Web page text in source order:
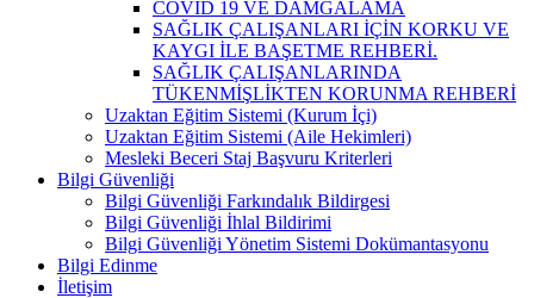
COVİD 19 VE DAMGALAMA
SAĞLIK ÇALIŞANLARI İÇİN KORKU VE
KAYGI İLE BAŞETME REHBERİ.
SAĞLIK ÇALIŞANLARINDA
TÜKENMİŞLİKTEN KORUNMA REHBERİ
Uzaktan Eğitim Sistemi (Kurum İçi)
Uzaktan Eğitim Sistemi (Aile Hekimleri)
Mesleki Beceri Staj Başvuru Kriterleri
Bilgi Güvenliği
Bilgi Güvenliği Farkındalık Bildirgesi
Bilgi Güvenliği İhlal Bildirimi
Bilgi Güvenliği Yönetim Sistemi Dokümantasyonu
Bilgi Edinme
İletişim